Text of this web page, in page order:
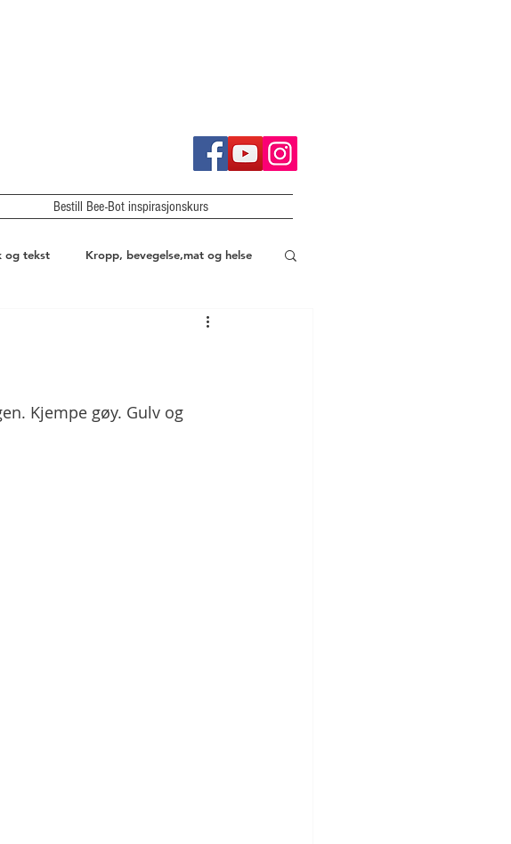
Bestill Bee-Bot inspirasjonskurs
og tekst Kropp, bevegelse,mat og helse
Kjempe gøy. Gulv og